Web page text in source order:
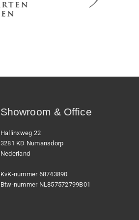
Showroom & Office
Hallinxweg 22
3281 KD Numansdorp
Nederland
KvK-nummer 68743890
Btw-nummer NL857572799B01